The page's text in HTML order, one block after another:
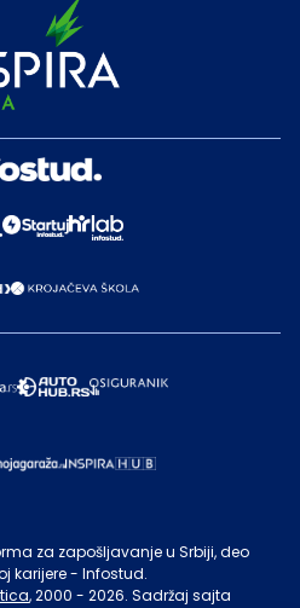
za zapošljavanje u Srbiji, deo
karijere - Infostud.
, 2000 - 2026. Sadržaj sajta